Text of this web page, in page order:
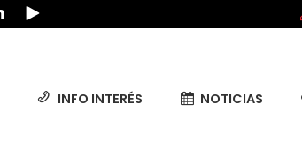
INFO INTERÉS NOTICIAS